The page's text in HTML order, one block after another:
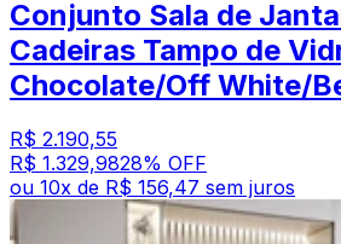
Conjunto Sala de
Cadeiras Tampo de
Chocolate/Off White/
R$ 2.190,55
R$ 1.329,9828% OFF
ou 10x de R$ 156,47 sem juros